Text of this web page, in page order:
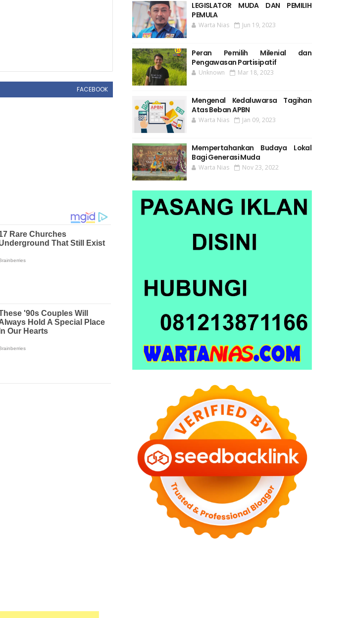
FACEBOOK
LEGISLATOR MUDA DAN PEMILIH
PEMULA
Warta Nias Jun 19, 2023
Peran Pemilih Milenial dan
Pengawasan Partisipatif
Unknown Mar 18, 2023
Mengenal Kedaluwarsa Tagihan
Atas Beban APBN
Warta Nias Jan 09, 2023
Mempertahankan Budaya Lokal
Bagi Generasi Muda
Warta Nias Nov 23, 2022